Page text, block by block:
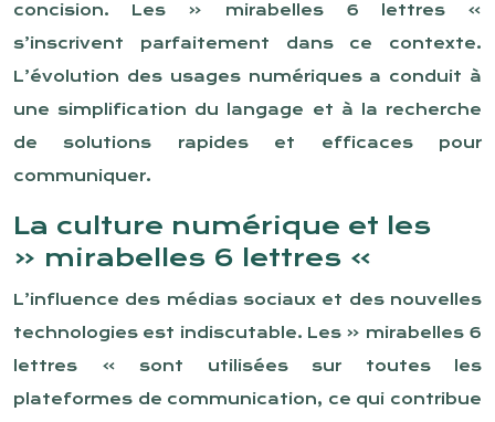
concision. Les « mirabelles 6 lettres »
s’inscrivent parfaitement dans ce contexte.
L’évolution des usages numériques a conduit à
une simplification du langage et à la recherche
de solutions rapides et efficaces pour
communiquer.
La culture numérique et les
« mirabelles 6 lettres »
L’influence des médias sociaux et des nouvelles
technologies est indiscutable. Les « mirabelles 6
lettres » sont utilisées sur toutes les
plateformes de communication, ce qui contribue